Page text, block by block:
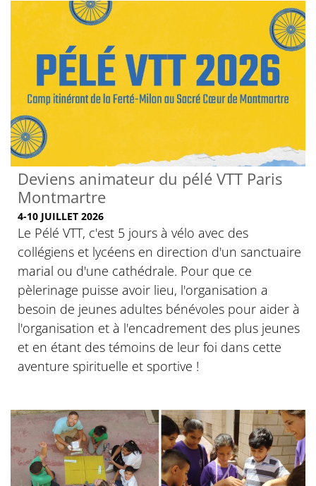
Deviens animateur du pélé VTT Paris
Montmartre
4-10 JUILLET 2026
Le Pélé VTT, c'est 5 jours à vélo avec des
collégiens et lycéens en direction d'un sanctuaire
marial ou d'une cathédrale. Pour que ce
pèlerinage puisse avoir lieu, l'organisation a
besoin de jeunes adultes bénévoles pour aider à
l'organisation et à l'encadrement des plus jeunes
et en étant des témoins de leur foi dans cette
aventure spirituelle et sportive !